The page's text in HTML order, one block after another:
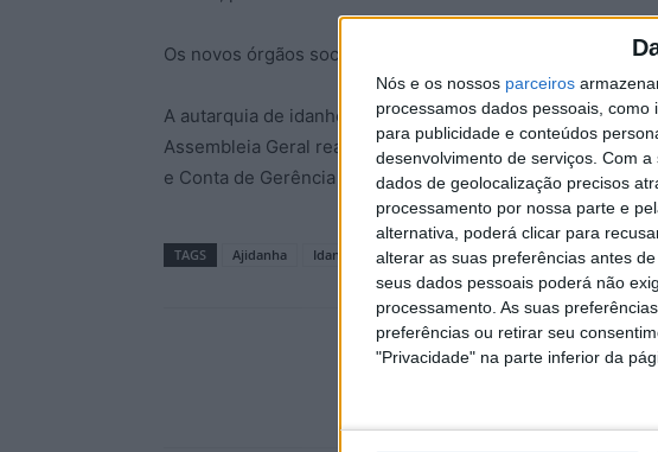
Nós e os nossos parceiros
processamos dados pessoais,
para publicidade e conteúdos
desenvolvimento de serviços. Com a
dados de geolocalização precisos
processamento por nossa parte e
alternativa, poderá clicar para
alterar as suas preferências antes
seus dados pessoais poderá não
processamento. As suas
preferências ou retirar seu
"Privacidade" na parte inferior da
Os novos órgãos sociais tomaram posse para o ano de
A autarquia de idanhense refere que a cerimónia de
Assembleia Geral realizada recentemente (26 de janeiro),
e Conta de Gerência do ano anterior.
TAGS Ajidanha Idanha-a-Nova